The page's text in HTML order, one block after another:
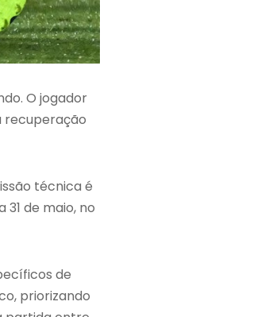
O jogador
recuperação
técnica é
de maio, no
de
priorizando